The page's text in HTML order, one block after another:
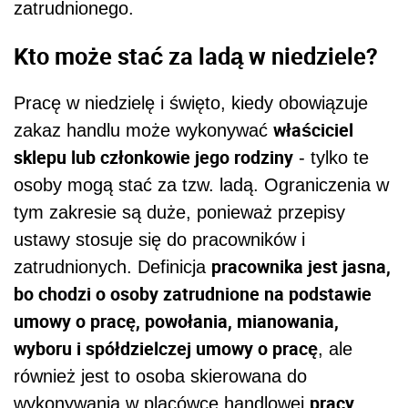
zatrudnionego.
Kto może stać za ladą w niedziele?
Pracę w niedzielę i święto, kiedy obowiązuje
zakaz handlu może wykonywać właściciel
sklepu lub członkowie jego rodziny - tylko te
osoby mogą stać za tzw. ladą. Ograniczenia w
tym zakresie są duże, ponieważ przepisy
ustawy stosuje się do pracowników i
zatrudnionych. Definicja pracownika jest jasna,
bo chodzi o osoby zatrudnione na podstawie
umowy o pracę, powołania, mianowania,
wyboru i spółdzielczej umowy o pracę, ale
również jest to osoba skierowana do
wykonywania w placówce handlowej